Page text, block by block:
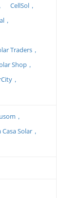
CellSol，
，
Traders，
Shop，
，
，
Solar，